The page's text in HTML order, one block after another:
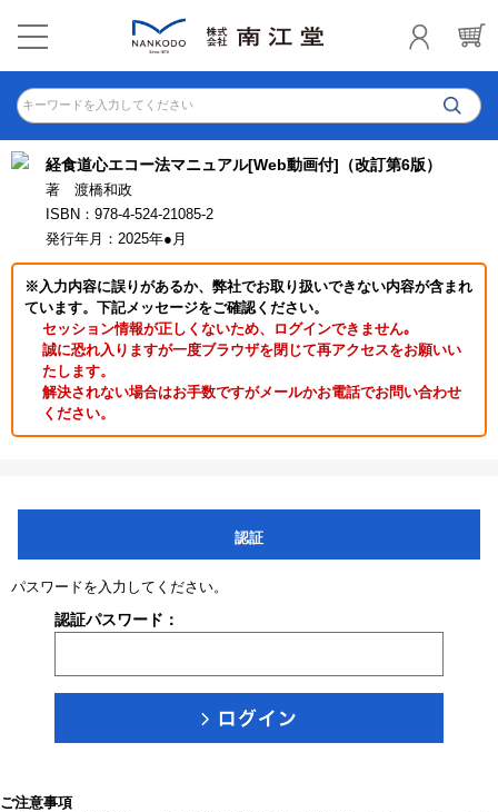
キーワードを入力してください
経食道心エコー法マニュアル[Web動画付]（改訂第6版）
著 渡橋和政
ISBN：978-4-524-21085-2
発行年月：2025年●月
※入力内容に誤りがあるか、弊社でお取り扱いできない内容が含まれ
ています。下記メッセージをご確認ください。
セッション情報が正しくないため、ログインできません｡
誠に恐れ入りますが一度ブラウザを閉じて再アクセスをお願いい
たします。
解決されない場合はお手数ですがメールかお電話でお問い合わせ
ください。
認証
パスワードを入力してください。
認証パスワード：
ご注意事項